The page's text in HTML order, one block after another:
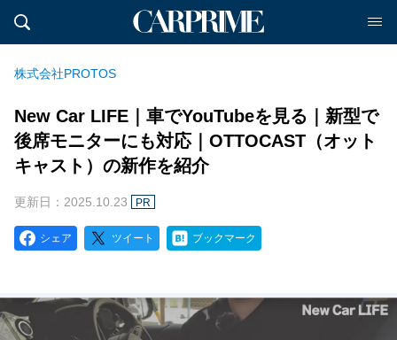
株式会社PROTOS
New Car LIFE｜車でYouTubeを見る｜新型で
後席モニターにも対応｜OTTOCAST（オット
キャスト）の新作を紹介
更新日：2025.10.23 PR
シェア ツイート ブックマーク